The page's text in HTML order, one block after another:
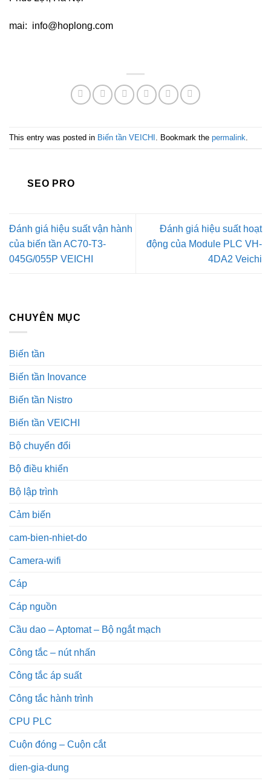
mai: info@hoplong.com
This entry was posted in Biến tần VEICHI . Bookmark the permalink
SEO PRO
Đánh giá hiệu suất vận hành
của biến tần AC70-T3-
045G/055P VEICHI
Đánh giá hiệu suất hoạt
động của Module PLC VH-
4DA2 Veichi
CHUYÊN MỤC
Biến tần
Biến tần Inovance
Biến tần Nistro
Biến tần VEICHI
Bộ chuyển đổi
Bộ điều khiển
Bộ lập trình
Cảm biến
cam-bien-nhiet-do
Camera-wifi
Cáp
Cáp nguồn
Cầu dao – Aptomat – Bộ ngắt mạch
Công tắc – nút nhấn
Công tắc áp suất
Công tắc hành trình
CPU PLC
Cuộn đóng – Cuộn cắt
dien-gia-dung